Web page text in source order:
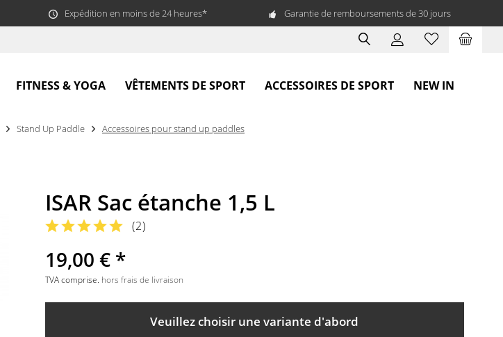
Expédition en moins de 24 heures* Garantie de remboursements de 30 jours
FITNESS & YOGA VÊTEMENTS DE SPORT ACCESSOIRES DE SPORT NEW IN
Stand Up Paddle Accessoires pour stand up paddles
ISAR Sac étanche 1,5 L
(2)
19,00 € *
TVA comprise. hors frais de livraison
Veuillez choisir une variante d'abord